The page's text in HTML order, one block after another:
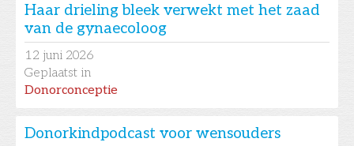
Haar drieling bleek verwekt met het zaad
van de gynaecoloog
12 juni 2026
Geplaatst in
Donorconceptie
Donorkindpodcast voor wensouders